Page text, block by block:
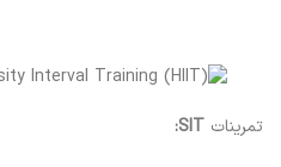
تمرینات SIT: